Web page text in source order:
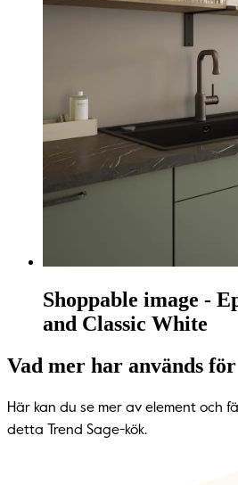
Shoppable image -
and Classic White
Vad mer har används
Här kan du se mer av element och
detta Trend Sage-kök.